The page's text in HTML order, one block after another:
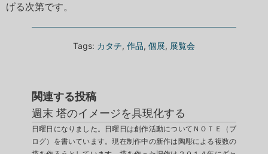
げる次第です。
Tags: カタチ, 作品, 個展, 展覧会
関連する投稿
週末 塔のイメージを具現化する
日曜日になりました。日曜日は創作活動についてＮＯＴＥ（ブ
ログ）を書いています。現在制作中の新作は陶彫による複数の